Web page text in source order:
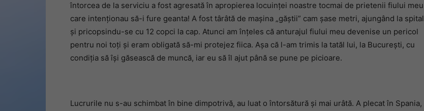
întorcea de la serviciu a fost agresată în apropierea locuinței noastre tocmai de prietenii fiului meu
care intenționau să-i fure geanta! A fost târâtă de mașina „găștii” cam șase metri, ajungând la spital
și pricopsindu-se cu 12 copci la cap. Atunci am înțeles că anturajul fiului meu devenise un pericol
pentru noi toți și eram obligată să-mi protejez fiica. Așa că l-am trimis la tatăl lui, la București, cu
condiția să își găsească de muncă, iar eu să îl ajut până se pune pe picioare.
Lucrurile nu s-au schimbat în bine dimpotrivă, au luat o întorsătură și mai urâtă. A plecat în Spania,